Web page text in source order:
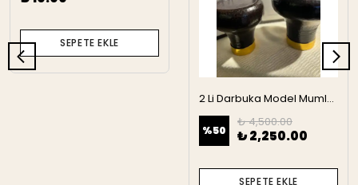
SEPETE EKLE
2 Li Darbuka Model Mumluk
%50
₺ 4,500.00
₺ 2,250.00
SEPETE EKLE